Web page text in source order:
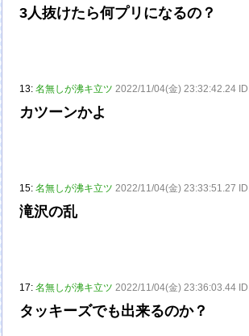
3人抜けたら何プリになるの？
13:名無しが沸キ立ツ 2022/11/04(金) 23:32:42.24
カツーンかよ
15:名無しが沸キ立ツ 2022/11/04(金) 23:33:51.27
滝沢の乱
17:名無しが沸キ立ツ 2022/11/04(金) 23:36:03.44
タッキーズでも出来るのか？